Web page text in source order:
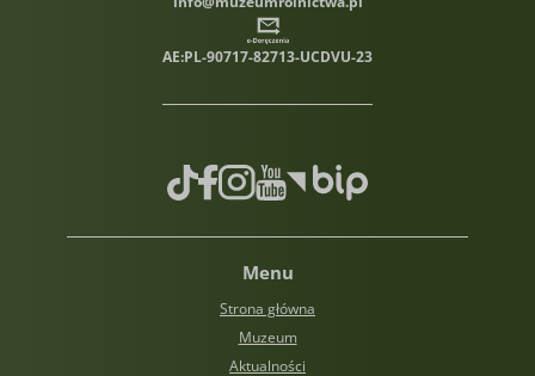
AE:PL-90717-82713-UCDVU-23
TikTokFacebook
Instagram
Youtube
Biuletyn informacji
Menu
Strona główna
Muzeum
Aktualności